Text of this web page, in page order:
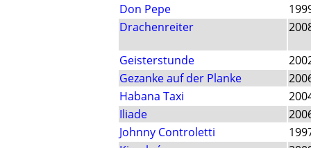
Don Pepe
Drachenreiter
Geisterstunde
Gezanke auf der Planke
Habana Taxi
Iliade
Johnny Controletti